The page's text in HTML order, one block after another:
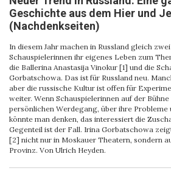
Geschichte aus dem Hier und
(Nachdenkseiten)
In diesem Jahr machen in Russland gleich
Schauspielerinnen ihr eigenes Leben zum
die Ballerina Anastasija Vinokur [1] und die
Gorbatschowa. Das ist für Russland neu.
aber die russische Kultur ist offen für
weiter. Wenn Schauspielerinnen auf der
persönlichen Werdegang, über ihre Probleme
könnte man denken, das interessiert die
Gegenteil ist der Fall. Irina Gorbatschowa
[2] nicht nur in Moskauer Theatern, sondern
Provinz. Von Ulrich Heyden.